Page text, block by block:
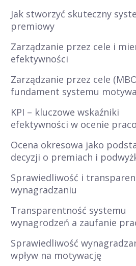
Jak stworzyć skuteczny
premiowy
Zarządzanie przez cele i
efektywności
Zarządzanie przez cele
fundament systemu
KPI – kluczowe wskaźniki
efektywności w ocenie
Ocena okresowa jako
decyzji o premiach i
Sprawiedliwość i
wynagradzaniu
Transparentność systemu
wynagrodzeń a zaufanie
Sprawiedliwość
wpływ na motywację